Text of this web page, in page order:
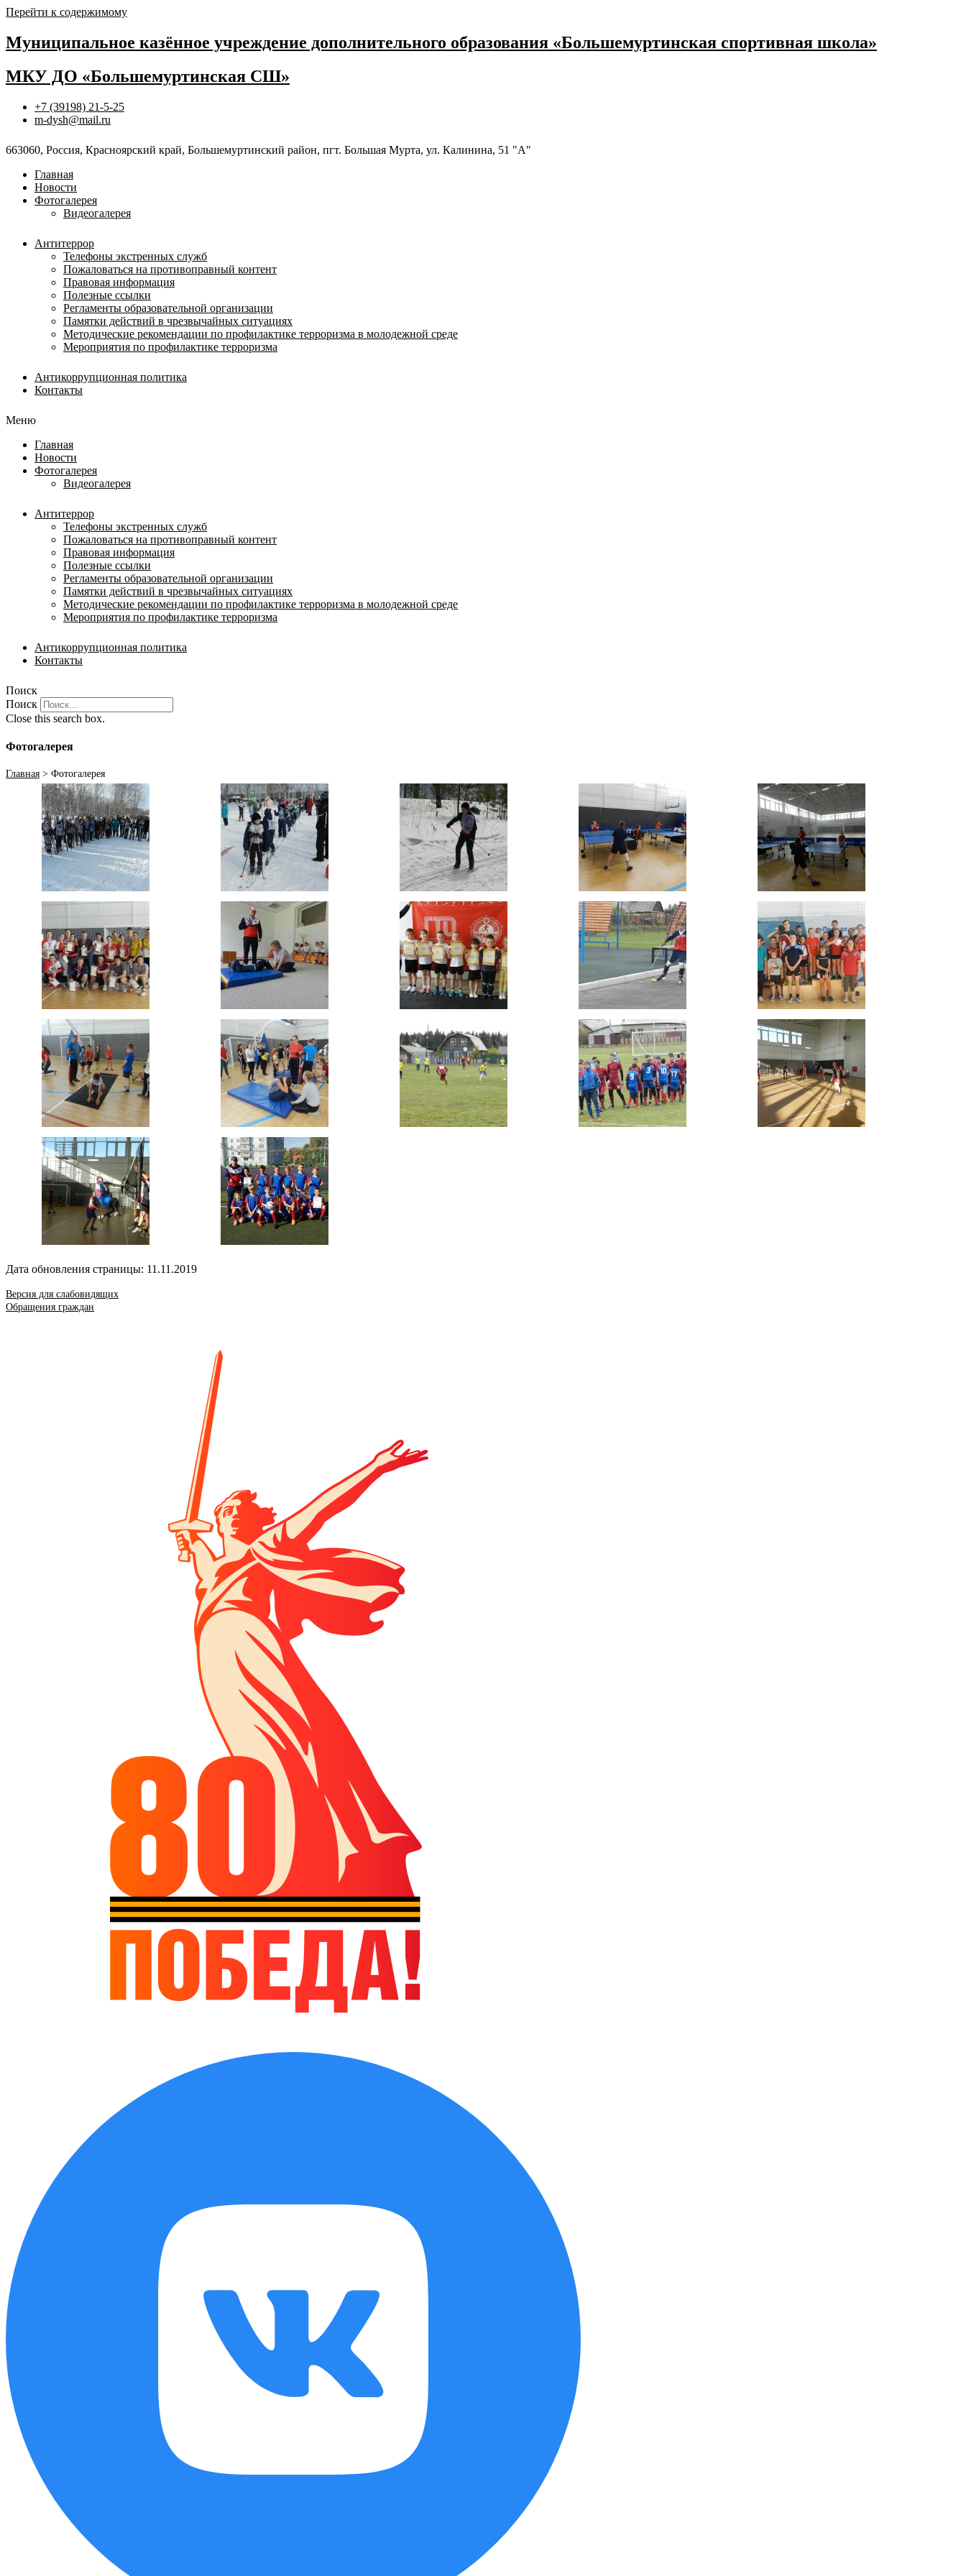
Перейти к содержимому
Муниципальное казённое учреждение дополнительного образования «Большемуртинская спортивная школа»
МКУ ДО «Большемуртинская СШ»
+7 (39198) 21-5-25
m-dysh@mail.ru
663060, Россия, Красноярский край, Большемуртинский район, пгт. Большая Мурта, ул. Калинина, 51 "А"
Главная
Новости
Фотогалерея
Видеогалерея
Антитеррор
Телефоны экстренных служб
Пожаловаться на противоправный контент
Правовая информация
Полезные ссылки
Регламенты образовательной организации
Памятки действий в чрезвычайных ситуациях
Методические рекомендации по профилактике терроризма в молодежной среде
Мероприятия по профилактике терроризма
Антикоррупционная политика
Контакты
Меню
Главная
Новости
Фотогалерея
Видеогалерея
Антитеррор
Телефоны экстренных служб
Пожаловаться на противоправный контент
Правовая информация
Полезные ссылки
Регламенты образовательной организации
Памятки действий в чрезвычайных ситуациях
Методические рекомендации по профилактике терроризма в молодежной среде
Мероприятия по профилактике терроризма
Антикоррупционная политика
Контакты
Поиск
Поиск
Close this search box.
Фотогалерея
Главная > Фотогалерея
Дата обновления страницы: 11.11.2019
Версия для слабовидящих
Обращения граждан